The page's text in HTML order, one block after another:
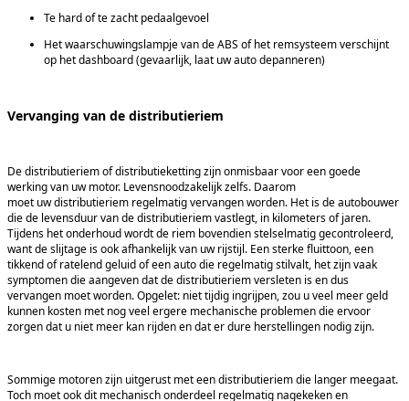
Te hard of te zacht pedaalgevoel
Het waarschuwingslampje van de ABS of het remsysteem verschijnt
op het dashboard (gevaarlijk, laat uw auto depanneren)
Vervanging van de distributieriem
De distributieriem of distributieketting zijn onmisbaar voor een goede
werking van uw motor. Levensnoodzakelijk zelfs. Daarom
moet uw distributieriem regelmatig vervangen worden. Het is de autobouwer
die de levensduur van de distributieriem vastlegt, in kilometers of jaren.
Tijdens het onderhoud wordt de riem bovendien stelselmatig gecontroleerd,
want de slijtage is ook afhankelijk van uw rijstijl. Een sterke fluittoon, een
tikkend of ratelend geluid of een auto die regelmatig stilvalt, het zijn vaak
symptomen die aangeven dat de distributieriem versleten is en dus
vervangen moet worden. Opgelet: niet tijdig ingrijpen, zou u veel meer geld
kunnen kosten met nog veel ergere mechanische problemen die ervoor
zorgen dat u niet meer kan rijden en dat er dure herstellingen nodig zijn.
Sommige motoren zijn uitgerust met een distributieriem die langer meegaat.
Toch moet ook dit mechanisch onderdeel regelmatig nagekeken en